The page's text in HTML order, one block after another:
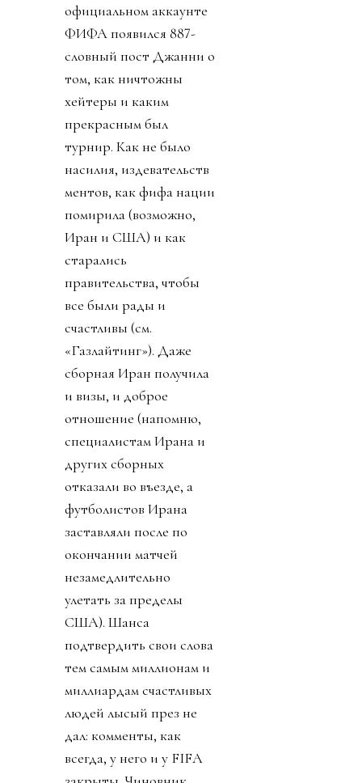
официальном аккаунте
ФИФА появился 887-
словный пост Джанни о
том, как ничтожны
хейтеры и каким
прекрасным был
турнир. Как не было
насилия, издевательств
ментов, как фифа нации
помирила (возможно,
Иран и США) и как
старались
правительства, чтобы
все были рады и
счастливы (см.
«Газлайтинг»). Даже
сборная Иран получила
и визы, и доброе
отношение (напомню,
специалистам Ирана и
других сборных
отказали во въезде, а
футболистов Ирана
заставляли после по
окончании матчей
незамедлительно
улетать за пределы
США). Шанса
подтвердить свои слова
тем самым миллионам и
миллиардам счастливых
людей лысый през не
дал: комменты, как
всегда, у него и у FIFA